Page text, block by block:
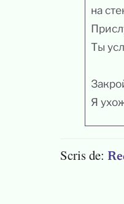
на
Ты
Я
Scris de: